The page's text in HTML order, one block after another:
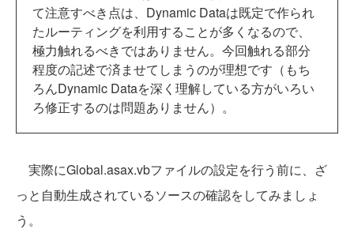
て注意すべき点は、Dynamic Dataは既定で作られ
たルーティングを利用することが多くなるので、
極力触れるべきではありません。今回触れる部分
程度の記述で済ませてしまうのが理想です（もち
ろんDynamic Dataを深く理解している方がいろい
ろ修正するのは問題ありません）。
実際にGlobal.asax.vbファイルの設定を行う前に、ざ
っと自動生成されているソースの確認をしてみましょ
う。